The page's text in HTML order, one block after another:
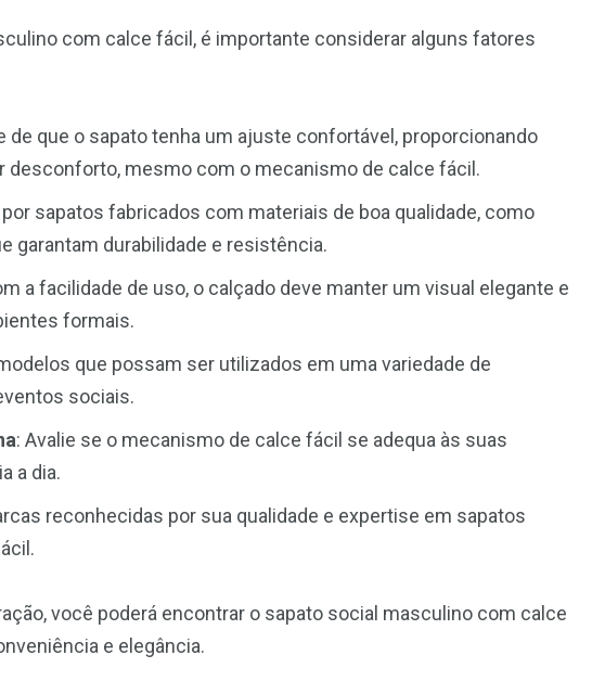
com calce fácil, é importante considerar alguns fatores
de que o sapato tenha um ajuste confortável, proporcionando
desconforto, mesmo com o mecanismo de calce fácil.
por sapatos fabricados com materiais de boa qualidade, como
garantam durabilidade e resistência.
a facilidade de uso, o calçado deve manter um visual elegante e
formais.
que possam ser utilizados em uma variedade de
sociais.
: Avalie se o mecanismo de calce fácil se adequa às suas
a dia.
reconhecidas por sua qualidade e expertise em sapatos
você poderá encontrar o sapato social masculino com calce
e elegância.